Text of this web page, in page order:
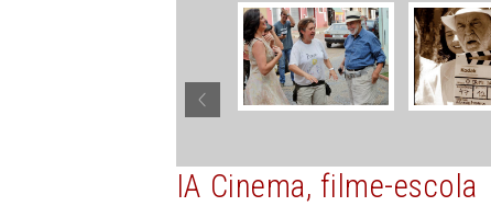
IA Cinema, filme-escola